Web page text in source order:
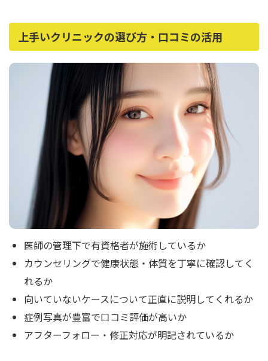
上手いクリニックの選び方・口コミの活用
医師の管理下で有資格者が施術しているか
カウンセリングで健康状態・体質を丁寧に確認してく
れるか
向いていないケースについて正直に説明してくれるか
症例写真が豊富で口コミ評価が高いか
アフターフォロー・修正対応が明記されているか